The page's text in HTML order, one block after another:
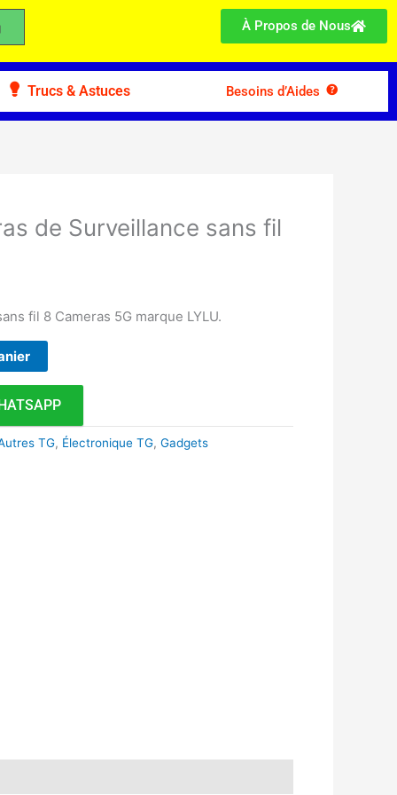
À Propos de Nous
Trucs & Astuces Besoins d’Aides
de Surveillance sans fil
fil 8 Cameras 5G marque LYLU.
TG, Électronique TG,Gadgets